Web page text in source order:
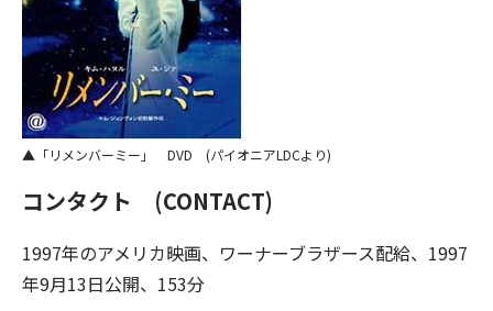
「リメンバーミー」 DVD (パイオニアLDCより)
コンタクト (CONTACT)
1997年のアメリカ映画、ワーナーブラザース配給、1997
年9月13日公開、153分